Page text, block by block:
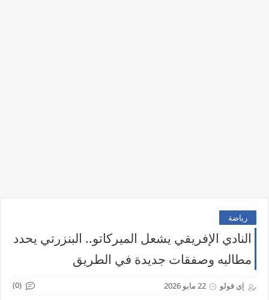
رياضة
النادي الإفريقي يشعل الميركاتو.. البنزرتي يحدد
مطالبه وصفقات جديدة في الطريق
إي قولو 22 مايو 2026 (0)